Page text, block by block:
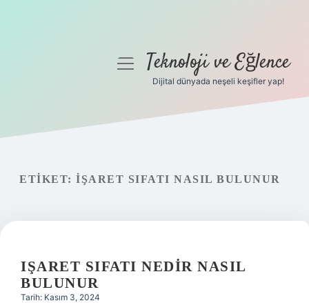
Gizlilik Politikası
menüyüTeknoloji ve Eğlence
Dijital dünyada neşeli keşifler yap!
ETIKET: İŞARET SIFATI NASIL BULUNUR
IŞARET SIFATI NEDIR NASIL
BULUNUR
Tarih: Kasım 3, 2024